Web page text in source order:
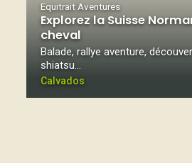
Equitrait Aventures
Explorez la Suisse
cheval
Balade, rallye aventure,
shiatsu…
Calvados